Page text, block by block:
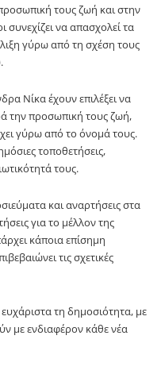
τους ζωή και στην
συνεχίζει να απασχολεί τα
γύρω από τη σχέση τους
Νίκα έχουν επιλέξει να
την προσωπική τους ζωή,
γύρω από το όνομά τους.
τοποθετήσεις,
τους.
και αναρτήσεις στα
για το μέλλον της
κάποια επίσημη
τις σχετικές
τη δημοσιότητα, με
με ενδιαφέρον κάθε νέα